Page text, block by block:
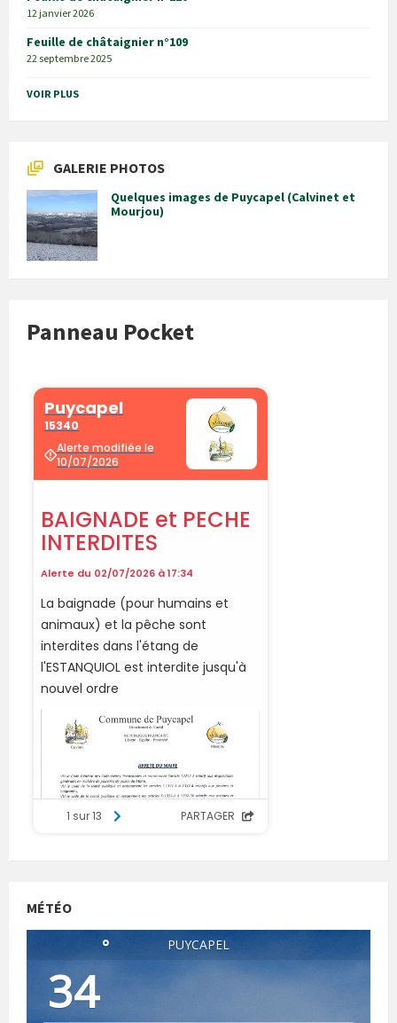
12 janvier 2026
Feuille de châtaignier n°109
22 septembre 2025
VOIR PLUS
GALERIE PHOTOS
Quelques images de Puycapel (Calvinet et
Mourjou)
Panneau Pocket
MÉTÉO
PUYCAPEL
34
°